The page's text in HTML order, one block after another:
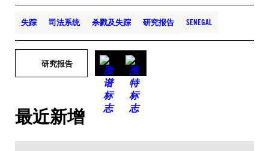
失踪 司法系统 杀戮及失踪 研究报告 SENEGAL
研究报告
最近新增